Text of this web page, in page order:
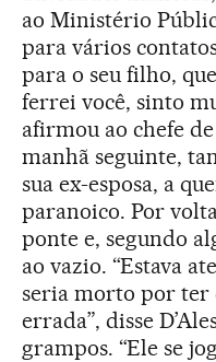
ao Ministério
para vários
para o seu filho,
ferrei você, sinto
afirmou ao chefe
manhã seguinte,
sua ex-esposa, a
paranoico. Por
ponte e, segundo
ao vazio. “Estava
seria morto por ter
errada”, disse
grampos. “Ele se